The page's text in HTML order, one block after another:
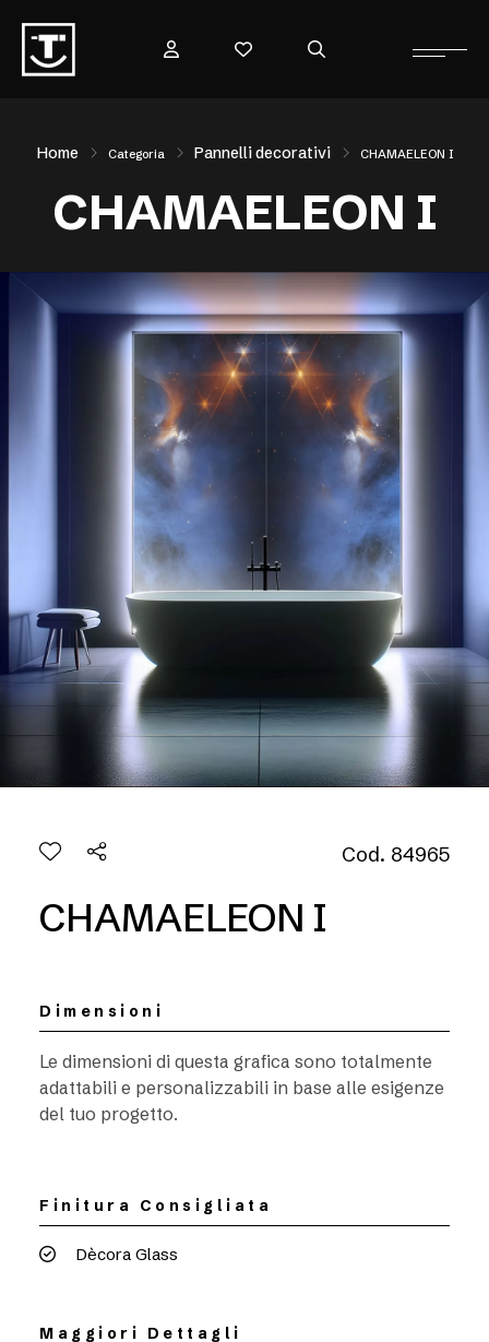
Home Categoria Pannelli decorativi CHAMAELEON I
CHAMAELEON I
Cod. 84965
CHAMAELEON I
Dimensioni
Le dimensioni di questa grafica sono totalmente
adattabili e personalizzabili in base alle esigenze
del tuo progetto.
Finitura Consigliata
Dècora Glass
Maggiori Dettagli